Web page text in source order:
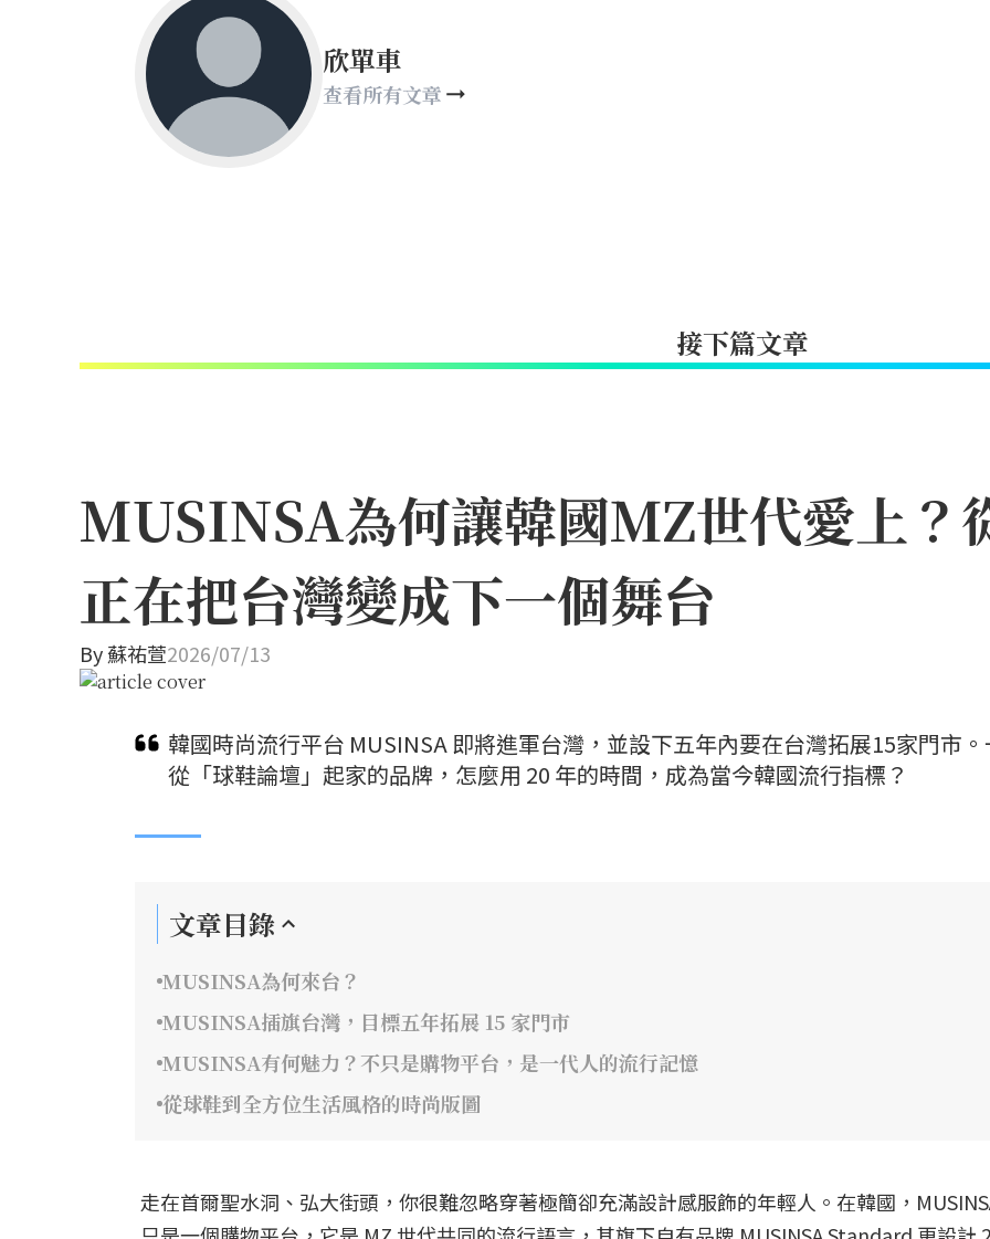
欣單車
查看所有文章
接下篇文章
MUSINSA為何讓韓國MZ世代愛上？
正在把台灣變成下一個舞台
By蘇祐萱2026/07/13
韓國時尚流行平台 MUSINSA 即將進軍台灣，並設下五年內要在台灣拓展15家門市
從「球鞋論壇」起家的品牌，怎麼用 20 年的時間，成為當今韓國流行指標？
文章目錄
MUSINSA為何來台？
MUSINSA插旗台灣，目標五年拓展 15 家門市
MUSINSA有何魅力？不只是購物平台，是一代人的流行記憶
從球鞋到全方位生活風格的時尚版圖
走在首爾聖水洞、弘大街頭，你很難忽略穿著極簡卻充滿設計感服飾的年輕人。在韓國，